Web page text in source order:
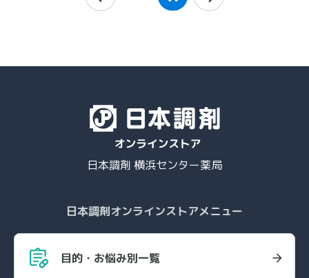
日本調剤 横浜センター薬局
日本調剤オンラインストアメニュー
目的・お悩み別一覧